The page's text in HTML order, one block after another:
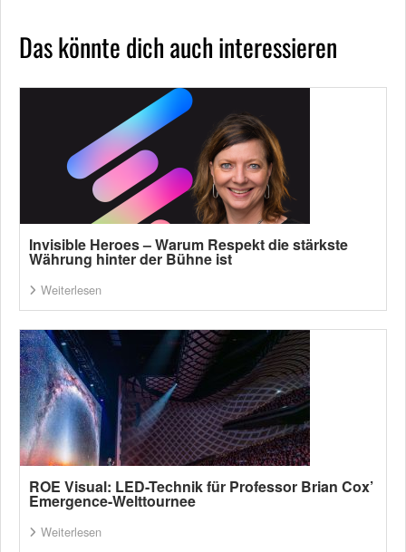
Das könnte dich auch interessieren
Invisible Heroes – Warum Respekt die stärkste
Währung hinter der Bühne ist
Weiterlesen
ROE Visual: LED-Technik für Professor Brian Cox’
Emergence-Welttournee
Weiterlesen